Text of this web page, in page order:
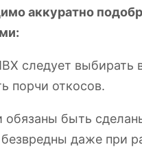
аккуратно
следует выбирать
порчи откосов.
обязаны быть
даже при